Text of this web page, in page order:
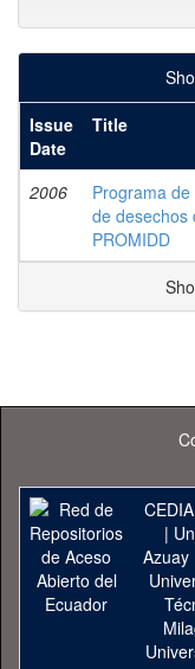
Issue
Date
Title
2006
Programa
de desechos
PROMIDD
CEDIA
|
Azuay